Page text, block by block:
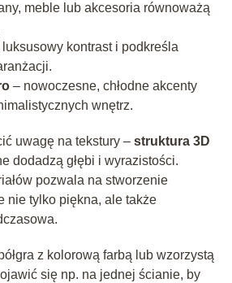
meble lub akcesoria równoważą
kontrast i podkreśla
– nowoczesne, chłodne akcenty
wnętrz.
uwagę na tekstury – struktura 3D
dodadzą głębi i wyrazistości.
pozwala na stworzenie
nie tylko piękna, ale także
z kolorową farbą lub wzorzystą
się np. na jednej ścianie, by